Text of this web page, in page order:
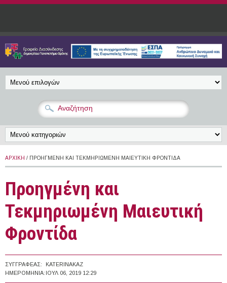
Παράκαμψη προς το κυρίως περιεχόμενο
ΑΡΧΙΚΉ / ΠΡΟΗΓΜΈΝΗ ΚΑΙ ΤΕΚΜΗΡΙΩΜΈΝΗ ΜΑΙΕΥΤΙΚΉ ΦΡΟΝΤΊΔΑ
Προηγμένη και
Τεκμηριωμένη Μαιευτική
Φροντίδα
ΣΥΓΓΡΑΦΈΑΣ:
KATERINAKAZ
ΗΜΕΡΟΜΗΝΊΑ: ΙΟΥΛ 06, 2019 12:29